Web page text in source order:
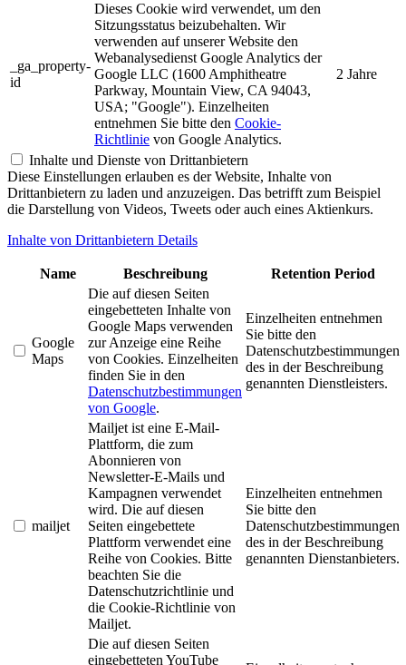
_ga_property-
id
Dieses Cookie wird verwendet, um den
Sitzungsstatus beizubehalten. Wir
verwenden auf unserer Website den
Webanalysedienst Google Analytics der
Google LLC (1600 Amphitheatre
Parkway, Mountain View, CA 94043,
USA; "Google"). Einzelheiten
entnehmen Sie bitte den Cookie-
Richtlinie von Google Analytics.
2 Jahre
Inhalte und Dienste von Drittanbietern
Diese Einstellungen erlauben es der Website, Inhalte von
Drittanbietern zu laden und anzuzeigen. Das betrifft zum Beispiel
die Darstellung von Videos, Tweets oder auch eines Aktienkurs.
Inhalte von Drittanbietern Details
Name Beschreibung Retention Period
Google
Maps
Die auf diesen Seiten
eingebetteten Inhalte von
Google Maps verwenden
zur Anzeige eine Reihe
von Cookies. Einzelheiten
finden Sie in den
Datenschutzbestimmungen
von Google.
Einzelheiten entnehmen
Sie bitte den
Datenschutzbestimmungen
des in der Beschreibung
genannten Dienstleisters.
mailjet
Mailjet ist eine E-Mail-
Plattform, die zum
Abonnieren von
Newsletter-E-Mails und
Kampagnen verwendet
wird. Die auf diesen
Seiten eingebettete
Plattform verwendet eine
Reihe von Cookies. Bitte
beachten Sie die
Datenschutzrichtlinie und
die Cookie-Richtlinie von
Mailjet.
Einzelheiten entnehmen
Sie bitte den
Datenschutzbestimmungen
des in der Beschreibung
genannten Dienstanbieters.
Die auf diesen Seiten
eingebetteten YouTube